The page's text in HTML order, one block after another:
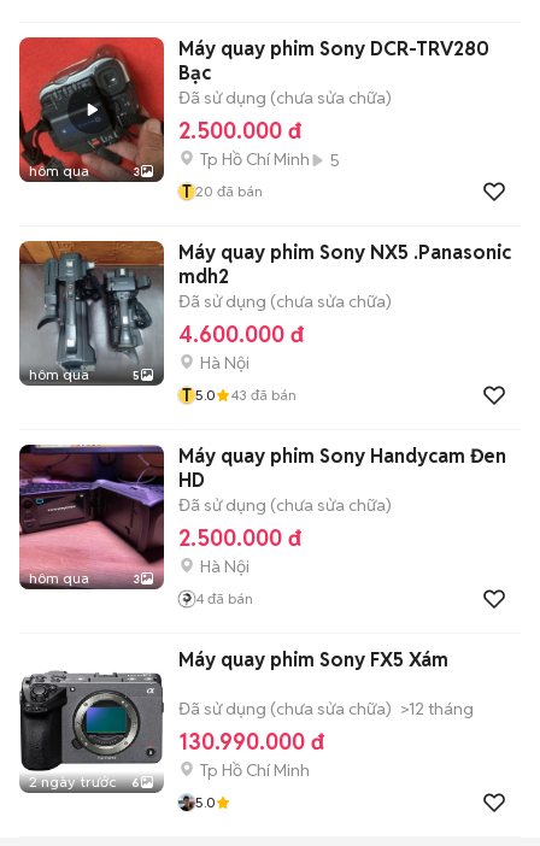
hôm qua 3
Máy quay phim Sony DCR-TRV280
Bạc
Đã sử dụng (chưa sửa chữa)
2.500.000 đ
Tp Hồ Chí Minh
5
T 20 đã bán
hôm qua 5
Máy quay phim Sony NX5 .Panasonic
mdh2
Đã sử dụng (chưa sửa chữa)
4.600.000 đ
Hà Nội
T 5.0 43 đã bán
hôm qua 3
Máy quay phim Sony Handycam Đen
HD
Đã sử dụng (chưa sửa chữa)
2.500.000 đ
Hà Nội
4 đã bán
2 ngày trước 6
Máy quay phim Sony FX5 Xám
Đã sử dụng (chưa sửa chữa) >12 tháng
130.990.000 đ
Tp Hồ Chí Minh
5.0